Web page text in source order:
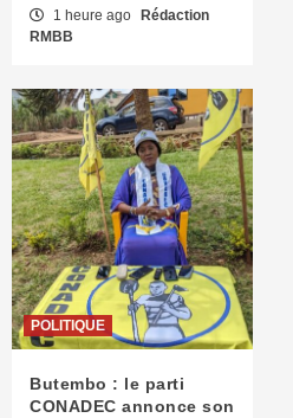
1 heure ago
Rédaction
RMBB
POLITIQUE
Butembo : le parti
CONADEC annonce son